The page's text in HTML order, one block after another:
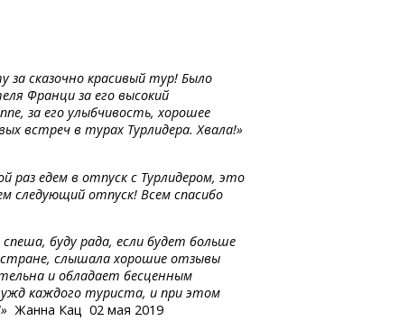
сказочно красивый тур! Было
Франци за его высокий
за его улыбчивость, хорошее
встреч в турах Турлидера. Хвала!»
раз едем в отпуск с Турлидером, это
следующий отпуск! Всем спасибо
буду рада, если будет больше
слышала хорошие отзывы
и обладает бесценным
каждого туриста, и при этом
Жанна Кац 02 мая 2019